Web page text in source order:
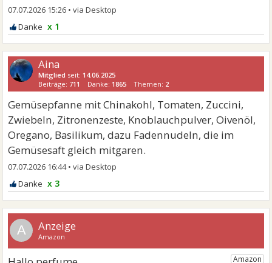
07.07.2026 15:26 •
x 1
Aina
Mitglied seit: 14.06.2025
Beiträge: 711 Danke: 1865 Themen: 2
Gemüsepfanne mit Chinakohl, Tomaten, Zuccini,
Zwiebeln, Zitronenzeste, Knoblauchpulver, Oivenöl,
Oregano, Basilikum, dazu Fadennudeln, die im
Gemüsesaft gleich mitgaren.
07.07.2026 16:44•
x 3
A